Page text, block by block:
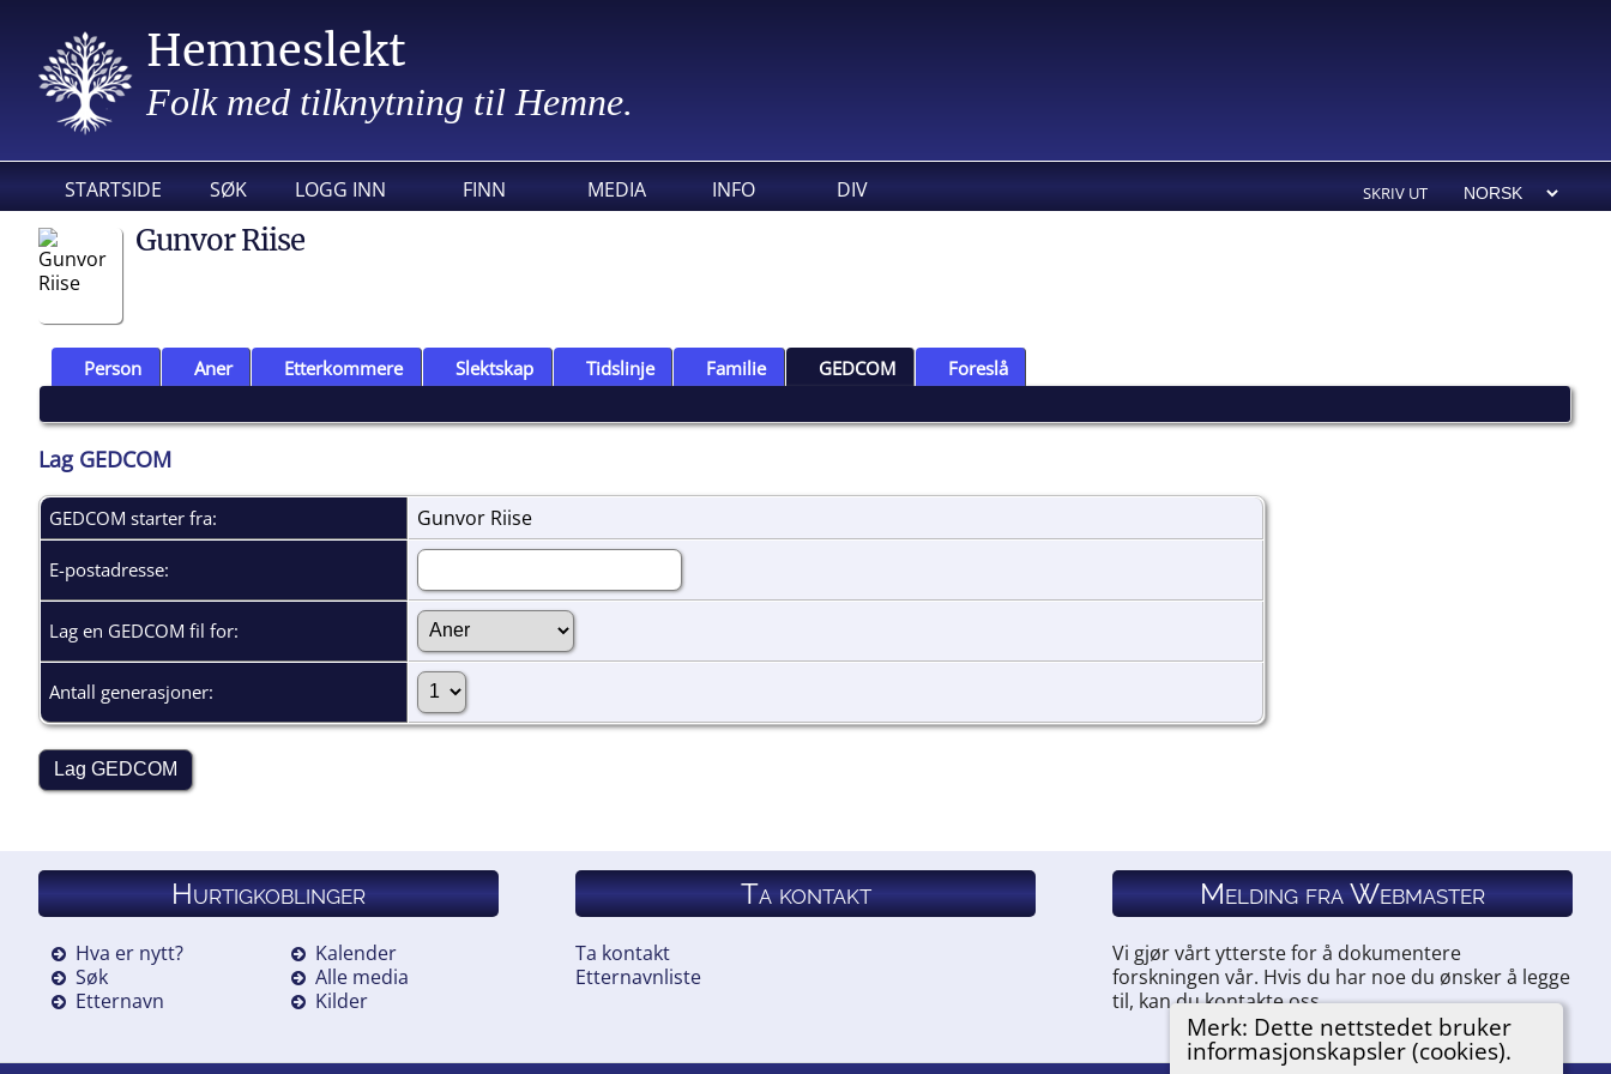
Hemneslekt
Folk med tilknytning til Hemne.
STARTSIDE SØK LOGG INN FINN MEDIA INFO DIV SKRIV UT
Merk: Dette nettstedet bruker
informasjonskapsler (cookies).
Gunvor Riise
Person Aner Etterkommere Slektskap Tidslinje Familie GEDCOM Foreslå
Lag GEDCOM
GEDCOM starter fra: Gunvor Riise
E-postadresse:
Lag en GEDCOM fil for:
Antall generasjoner:
Hurtigkoblinger
Hva er nytt?
Søk
Etternavn
Kalender
Alle media
Kilder
Ta kontakt
Ta kontakt
Etternavnliste
Melding fra Webmaster
Vi gjør vårt ytterste for å dokumentere
forskningen vår. Hvis du har noe du ønsker å legge
til, kan du kontakte oss.